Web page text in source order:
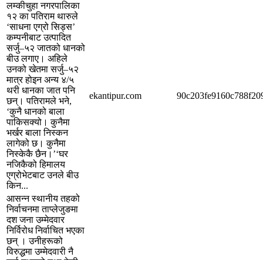
लम्कीचुहा नगरपालिका
१२ का पतिराम थारुले
‘साधना एग्रो सिड्स’
कम्पनीबाट उत्पादित
सर्जु–५२ जातको धानको
बीउ लगाए। अहिले
उनको खेतमा सर्जु–५२
मात्र होइन अन्य ४/५
थरी धानका जात पनि
छन्। पतिरामले भने,
‘कुनै धानको बाला
पाकिसक्यो। कुनैमा
भर्खर बाला निस्कन
लागेको छ। कुनैमा
निस्केकै छैन।’‘घर
नजिकैको हिमालय
एग्रोभेटबाट उनले बीउ
किन...
ekantipur.com
आसन्न स्थानीय तहको
निर्वाचनमा ताप्लेजुङमा
दश जना उम्मेदवार
निर्विरोध निर्वाचित भएका
छन् । उनीहरूको
विरुद्धमा उम्मेदवारी नै